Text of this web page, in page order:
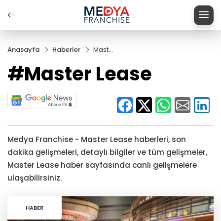
Anasayfa Haberler
Master
#Master Lease
Medya Franchise - Master Lease haberleri, son
dakika gelişmeleri, detaylı bilgiler ve tüm gelişmeler,
Master Lease haber sayfasında canlı gelişmelere
ulaşabilirsiniz.
HABER